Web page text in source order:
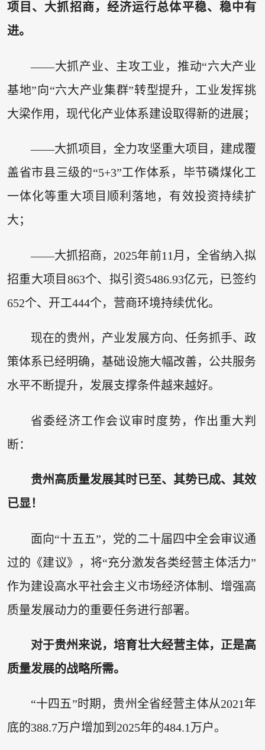
项目、大抓招商，经济运行总体平稳、稳中有
进。
——大抓产业、主攻工业，推动“六大产业
基地”向“六大产业集群”转型提升，工业发挥挑
大梁作用，现代化产业体系建设取得新的进展；
——大抓项目，全力攻坚重大项目，建成覆
盖省市县三级的“5+3”工作体系，毕节磷煤化工
一体化等重大项目顺利落地，有效投资持续扩
大；
——大抓招商，2025年前11月，全省纳入拟
招重大项目863个、拟引资5486.93亿元，已签约
652个、开工444个，营商环境持续优化。
现在的贵州，产业发展方向、任务抓手、政
策体系已经明确，基础设施大幅改善，公共服务
水平不断提升，发展支撑条件越来越好。
省委经济工作会议审时度势，作出重大判
断：
贵州高质量发展其时已至、其势已成、其效
已显！
面向“十五五”，党的二十届四中全会审议通
过的《建议》，将“充分激发各类经营主体活力”
作为建设高水平社会主义市场经济体制、增强高
质量发展动力的重要任务进行部署。
对于贵州来说，培育壮大经营主体，正是高
质量发展的战略所需。
“十四五”时期，贵州全省经营主体从2021年
底的388.7万户增加到2025年的484.1万户。